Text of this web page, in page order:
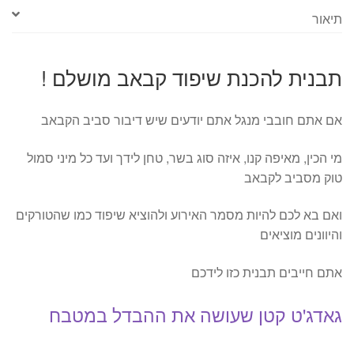
תיאור
תבנית להכנת שיפוד קבאב מושלם !
אם אתם חובבי מנגל אתם יודעים שיש דיבור סביב הקבאב
מי הכין, מאיפה קנו, איזה סוג בשר, טחן לידך ועד כל מיני סמול
טוק מסביב לקבאב
ואם בא לכם להיות מסמר האירוע ולהוציא שיפוד כמו שהטורקים
והיוונים מוציאים
אתם חייבים תבנית כזו לידכם
גאדג'ט קטן שעושה את ההבדל במטבח